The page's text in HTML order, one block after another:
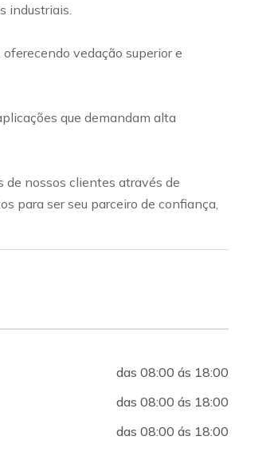
industriais.
vedação superior e
que demandam alta
de nossos clientes através de
para ser seu parceiro de confiança,
das 08:00 ás 18:00
das 08:00 ás 18:00
das 08:00 ás 18:00